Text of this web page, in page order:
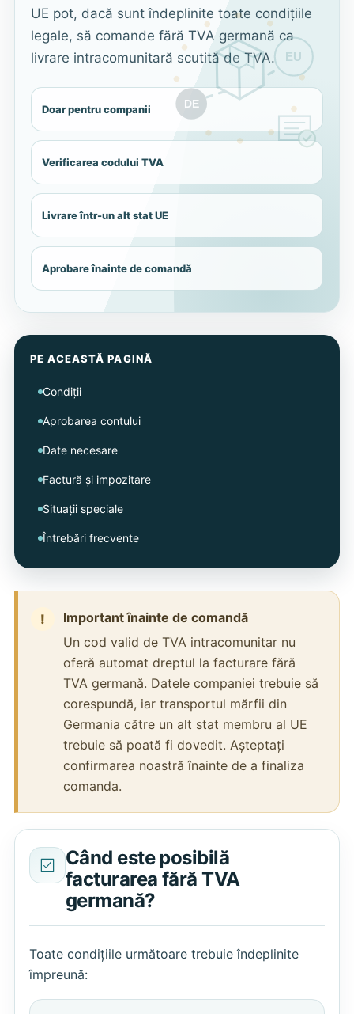
UE pot, dacă sunt îndeplinite toate condițiile
legale, să comande fără TVA germană ca
livrare intracomunitară scutită de TVA.
Doar pentru companii
Verificarea codului TVA
Livrare într-un alt stat UE
Aprobare înainte de comandă
DE
EU
PE ACEASTĂ PAGINĂ
Condiții
Aprobarea contului
Date necesare
Factură și impozitare
Situații speciale
Întrebări frecvente
Important înainte de comandă
Un cod valid de TVA intracomunitar nu
oferă automat dreptul la facturare fără
TVA germană. Datele companiei trebuie să
corespundă, iar transportul mărfii din
Germania către un alt stat membru al UE
trebuie să poată fi dovedit. Așteptați
confirmarea noastră înainte de a finaliza
comanda.
Când este posibilă
facturarea fără TVA
germană?
Toate condițiile următoare trebuie îndeplinite
împreună: